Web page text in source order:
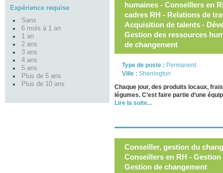
Expérience requise
Sans
6 mois à 1 an
1 an
2 ans
3 ans
4 ans
5 ans
Plus de 5 ans
Plus de 10 ans
humaines - Conseillers en
cadres RH - Relations de
Acquisition de talents -
Gestion des ressources
de changement
Type de poste : Permanent
Ville : Sherrington
Chaque jour, des produits locaux,
légumes. C’est faire partie d’une
Lire la suite...
Conseiller, gestion du
Conseillers en RH -
Gestion de changement